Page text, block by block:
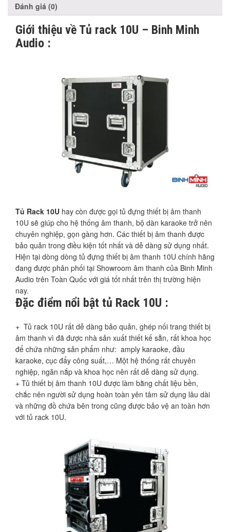
Đánh giá (0)
Giới thiệu về Tủ rack 10U – Binh Minh
Audio :
Tủ Rack 10U hay còn được gọi tủ đựng thiết bị âm thanh
10U sẽ giúp cho hệ thống âm thanh, bộ dàn karaoke trở nên
chuyên nghiệp, gọn gàng hơn. Các thiết bị âm thanh được
bảo quản trong điều kiện tốt nhất và dễ dàng sử dụng nhất.
Hiện tại dòng dòng tủ đựng thiết bị âm thanh 10U chính hãng
đang được phân phối tại Showroom âm thanh của Binh Minh
Audio trên Toàn Quốc với giá tốt nhất trên thị trường hiện
nay.
Đặc điểm nổi bật tủ Rack 10U :
+ Tủ rack 10U rất dễ dàng bảo quản, ghép nối trang thiết bị
âm thanh vì đã được nhà sản xuất thiết kế sẵn, rất khoa học
để chứa những sản phẩm như: amply karaoke, đầu
karaoke, cục đẩy công suất,… Một hệ thống rất chuyên
nghiệp, ngăn nắp và khoa học nên rất dễ dàng sử dụng.
+ Tủ thiết bị âm thanh 10U được làm bằng chất liệu bền,
chắc nên người sử dụng hoàn toàn yên tâm sử dụng lâu dài
và những đồ chứa bên trong cũng được bảo vệ an toàn hơn
với tủ rack 10U.